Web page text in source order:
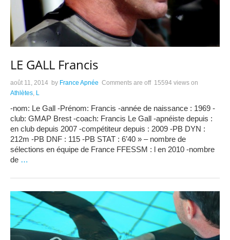
LE GALL Francis
août 11, 2014 by France Apnée Comments are off 15594 views on
Athlètes, L
-nom: Le Gall -Prénom: Francis -année de naissance : 1969 -
club: GMAP Brest -coach: Francis Le Gall -apnéiste depuis :
en club depuis 2007 -compétiteur depuis : 2009 -PB DYN :
212m -PB DNF : 115 -PB STAT : 6’40 » – nombre de
sélections en équipe de France FFESSM : l en 2010 -nombre
de …